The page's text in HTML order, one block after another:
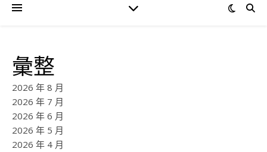
彙整
2026 年 8 月
2026 年 7 月
2026 年 6 月
2026 年 5 月
2026 年 4 月